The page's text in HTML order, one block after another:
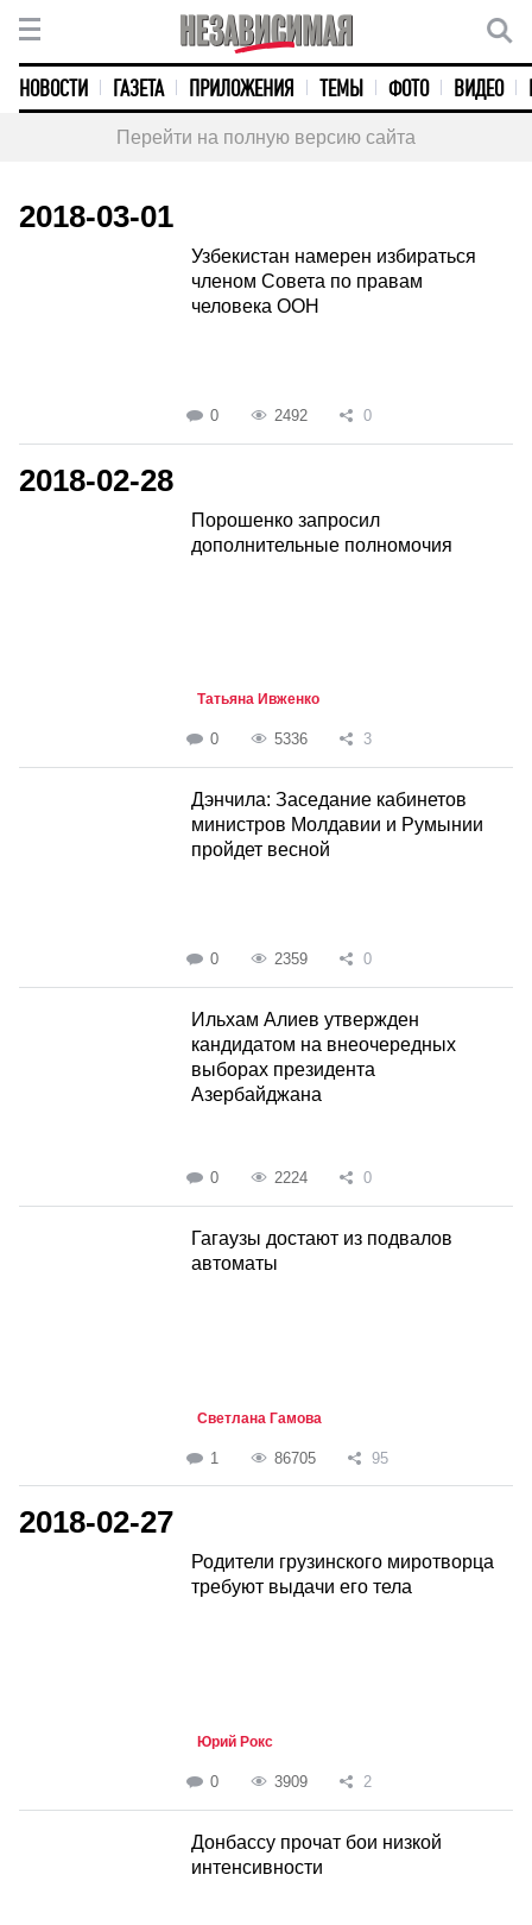
НОВОСТИ ГАЗЕТА ПРИЛОЖЕНИЯ ТЕМЫ ФОТО ВИДЕО
Перейти на полную версию сайта
2018-03-01
Узбекистан намерен избираться
членом Совета по правам
человека ООН
0 2492 0
2018-02-28
Порошенко запросил
дополнительные полномочия
Татьяна Ивженко
0 5336 3
Дэнчила: Заседание кабинетов
министров Молдавии и Румынии
пройдет весной
0 2359 0
Ильхам Алиев утвержден
кандидатом на внеочередных
выборах президента
Азербайджана
0 2224 0
Гагаузы достают из подвалов
автоматы
Светлана Гамова
1 86705 95
2018-02-27
Родители грузинского миротворца
требуют выдачи его тела
Юрий Рокс
0 3909 2
Донбассу прочат бои низкой
интенсивности